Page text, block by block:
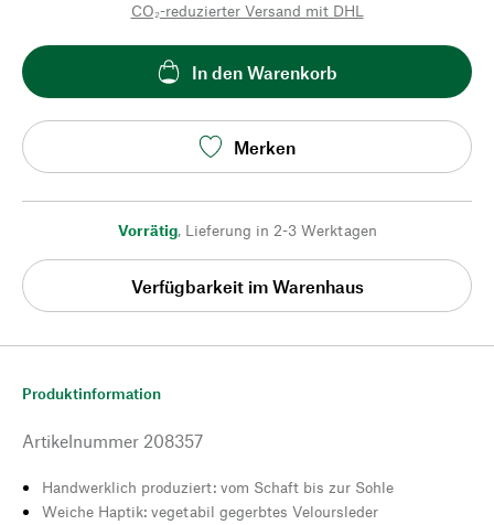
CO₂-reduzierter Versand mit DHL
In den Warenkorb
Merken
Vorrätig, Lieferung in 2-3 Werktagen
Verfügbarkeit im Warenhaus
Produktinformation
Artikelnummer 208357
Handwerklich produziert: vom Schaft bis zur Sohle
Weiche Haptik: vegetabil gegerbtes Veloursleder